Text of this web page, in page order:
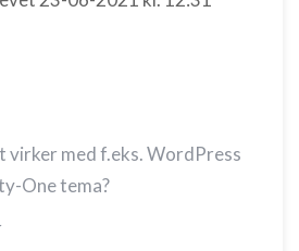
virker med f.eks. WordPress
One tema?